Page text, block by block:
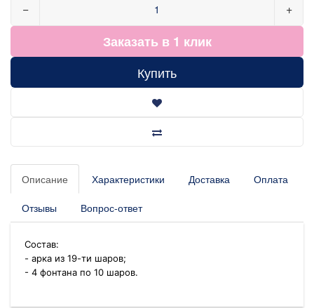
− +
Заказать в 1 клик
Купить
Описание Характеристики Доставка Оплата
Отзывы Вопрос-ответ
Состав:
- арка из 19-ти шаров;
- 4 фонтана по 10 шаров.